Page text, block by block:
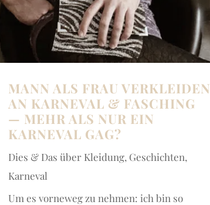
MANN ALS FRAU VERKLEIDEN
AN KARNEVAL & FASCHING
— MEHR ALS NUR EIN
KARNEVAL GAG?
Dies & Das über Kleidung, Geschichten,
Karneval
Um es vorneweg zu nehmen: ich bin so